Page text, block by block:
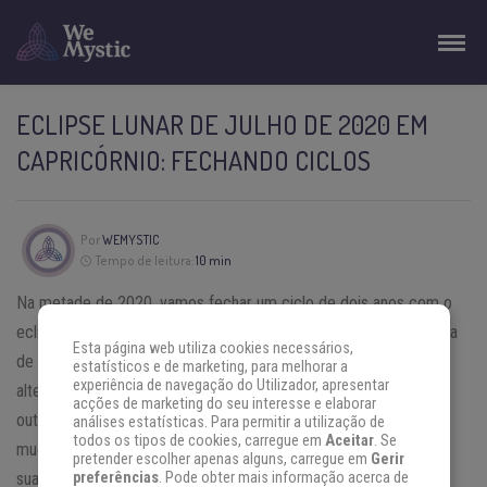
ECLIPSE LUNAR DE JULHO DE 2020 EM
CAPRICÓRNIO: FECHANDO CICLOS
PorWEMYSTIC
Tempo de leitura:10 min
Na metade de 2020, vamos fechar um ciclo de dois anos com o
eclipse lunar de julho de 2020 em
. Uma forte energia
de mudança começou em 13 de julho de 2018, trazendo
alterações radicais para alguns e resultados mais brandos para
outros, porém sempre presentes. Para identificar melhor essas
mudanças, conheça a influência desse eclipse lunar de julho em
sua própria história pessoal. Vamos falar um pouco sobre as
Esta página web utiliza cookies necessários,
estatísticos e de marketing, para melhorar a
experiência de navegação do Utilizador, apresentar
acções de marketing do seu interesse e elaborar
análises estatísticas. Para permitir a utilização de
todos os tipos de cookies, carregue em Aceitar. Se
pretender escolher apenas alguns, carregue em Gerir
preferências. Pode obter mais informação acerca de